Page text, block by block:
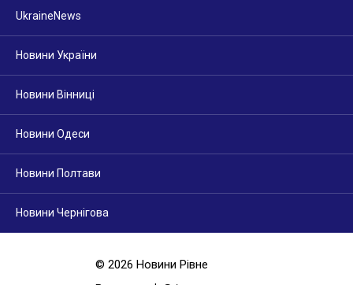
UkraineNews
Новини України
Новини Вінниці
Новини Одеси
Новини Полтави
Новини Чернігова
© 2026 Новини Рівне